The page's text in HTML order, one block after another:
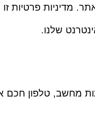
מדיניות פרטיות
שלנו.
מחשב, טלפון חכם